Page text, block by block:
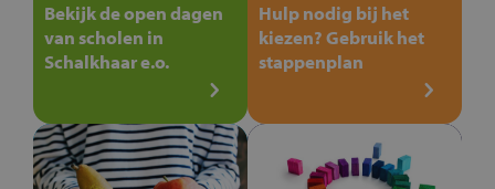
Bekijk de open dagen
van scholen in
Schalkhaar e.o.
Hulp nodig bij het
kiezen? Gebruik het
stappenplan